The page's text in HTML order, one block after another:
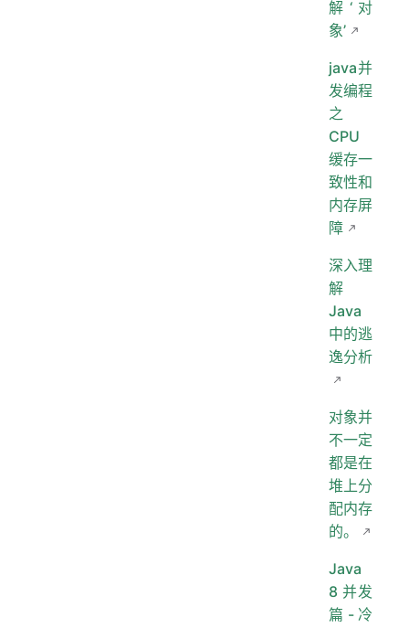
解‘对
象’
java并
发编程
之
CPU
缓存一
致性和
内存屏
障
深入理
解
Java
中的逃
逸分析
对象并
不一定
都是在
堆上分
配内存
的。
Java
8 并发
篇 - 冷